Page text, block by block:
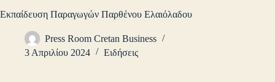
Εκπαίδευση Παραγωγών Παρθένου Ελαιόλαδου
Press Room Cretan Business
3 Απριλίου 2024
Ειδήσεις